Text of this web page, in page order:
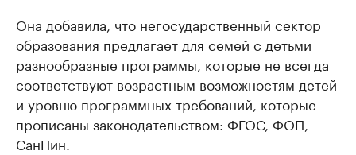
Она добавила, что негосударственный сектор
образования предлагает для семей с детьми
разнообразные программы, которые не всегда
соответствуют возрастным возможностям детей
и уровню программных требований, которые
прописаны законодательством: ФГОС, ФОП,
СанПин.